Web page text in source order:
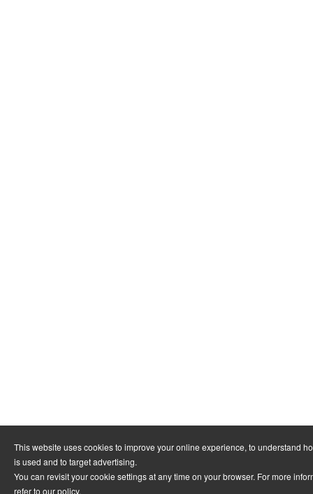
This website uses cookies to improve your online experience, to understand
is used and to target advertising.
You can revisit your cookie settings at any time on your browser. For more
refer to our policy.